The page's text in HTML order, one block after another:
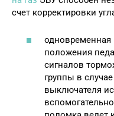
счет корректировки
одновременная
положения
сигналов
группы в
выключателя